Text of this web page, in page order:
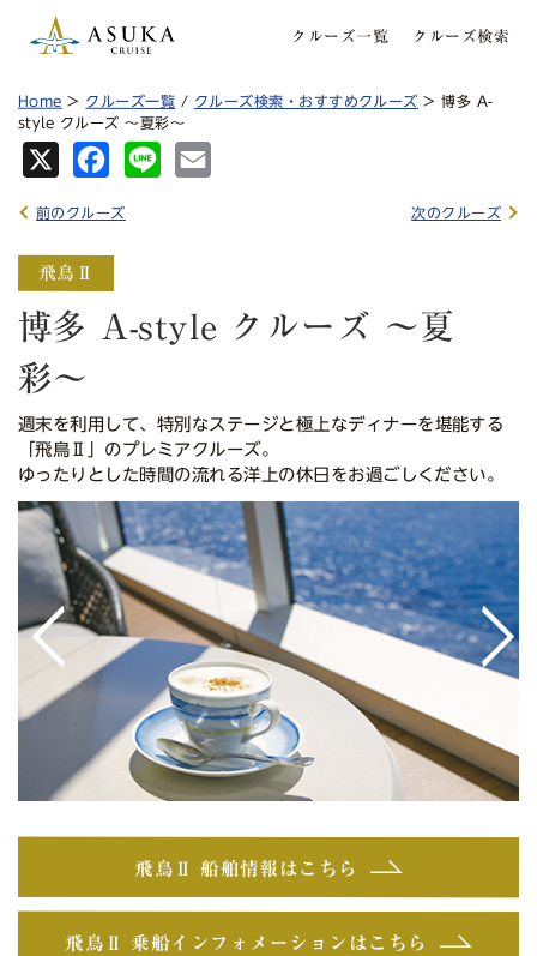
クルーズ一覧 クルーズ検索
Home > クルーズ一覧 / クルーズ検索・おすすめクルーズ > 博多 A-
style クルーズ ～夏彩〜
Fa
Lin
前のクルーズ 次のクルーズ
博多 A-style クルーズ ～夏
彩〜
週末を利用して、特別なステージと極上なディナーを堪能する
「飛鳥Ⅱ」のプレミアクルーズ。
ゆったりとした時間の流れる洋上の休日をお過ごしください。
< >
飛鳥Ⅱ 船舶情報はこちら
飛鳥Ⅱ 乗船インフォメーションはこちら